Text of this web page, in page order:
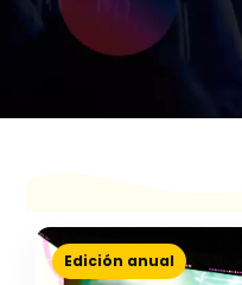
Edición anual